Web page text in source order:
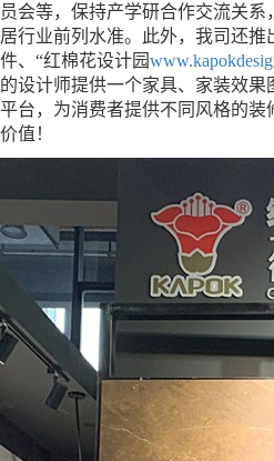
员会等，保持产学研合作交流关
居行业前列水准。此外，我司还推
件、“红棉花设计园www.
的设计师提供一个家具、家装效
平台，为消费者提供不同风格的
价值！